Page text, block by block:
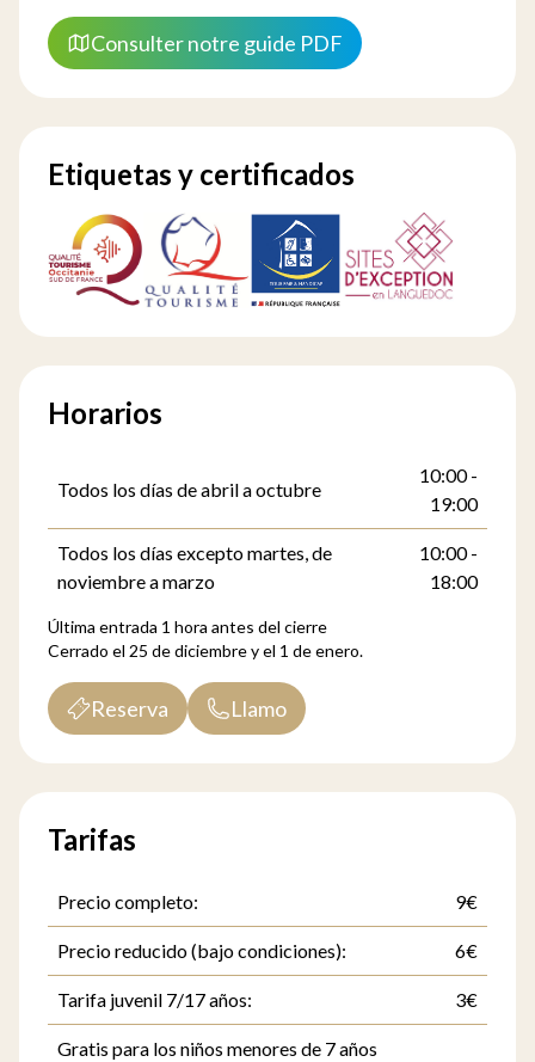
Consulter notre guide PDF
Etiquetas y certificados
Horarios
Todos los días de abril a octubre
10:00 -
19:00
Todos los días excepto martes, de
noviembre a marzo
10:00 -
18:00
Última entrada 1 hora antes del cierre
Cerrado el 25 de diciembre y el 1 de enero.
Reserva Llamo
Tarifas
Precio completo: 9€
Precio reducido (bajo condiciones): 6€
Tarifa juvenil 7/17 años: 3€
Gratis para los niños menores de 7 años